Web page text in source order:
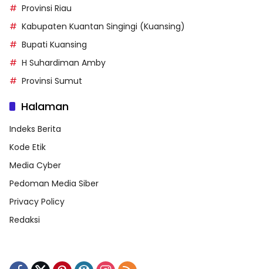
Provinsi Riau
Kabupaten Kuantan Singingi (Kuansing)
Bupati Kuansing
H Suhardiman Amby
Provinsi Sumut
Halaman
Indeks Berita
Kode Etik
Media Cyber
Pedoman Media Siber
Privacy Policy
Redaksi